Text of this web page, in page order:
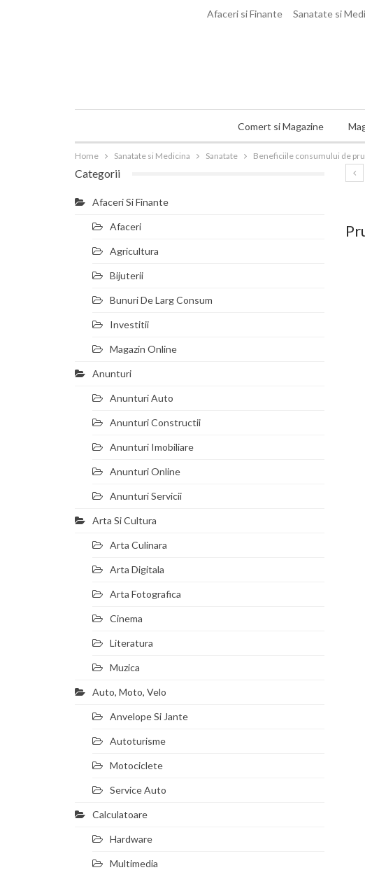
Afaceri si Finante Sanatate si
Comert si Magazine
Home Sanatate si Medicina Sanatate Beneficiile consumului de
Categorii
Afaceri Si Finante
Afaceri
Agricultura
Bijuterii
Bunuri De Larg Consum
Investitii
Magazin Online
Anunturi
Anunturi Auto
Anunturi Constructii
Anunturi Imobiliare
Anunturi Online
Anunturi Servicii
Arta Si Cultura
Arta Culinara
Arta Digitala
Arta Fotografica
Cinema
Literatura
Muzica
Auto, Moto, Velo
Anvelope Si Jante
Autoturisme
Motociclete
Service Auto
Calculatoare
Hardware
Multimedia